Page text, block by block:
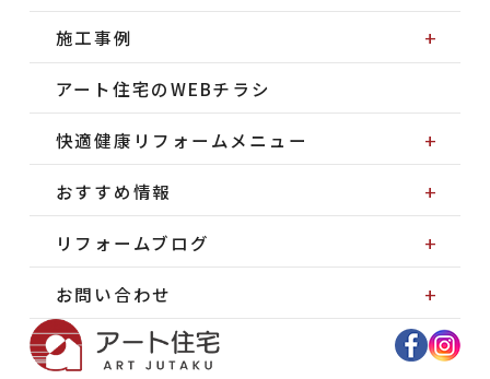
施工事例
アート住宅のWEBチラシ
快適健康リフォームメニュー
おすすめ情報
リフォームブログ
お問い合わせ